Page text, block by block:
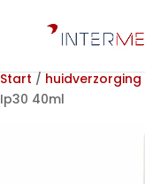
Start / huidverzorging
Ip30 40ml